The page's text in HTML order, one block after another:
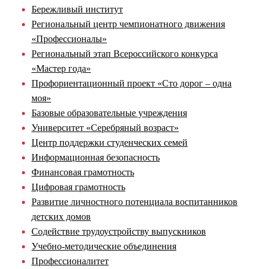
Бережливый институт
Региональный центр чемпионатного движения
«Профессионалы»
Региональный этап Всероссийского конкурса
«Мастер года»
Профориентационный проект «Сто дорог – одна
моя»
Базовые образовательные учреждения
Университет «Серебряный возраст»
Центр поддержки студенческих семей
Информационная безопасность
Финансовая грамотность
Цифровая грамотность
Развитие личностного потенциала воспитанников
детских домов
Содействие трудоустройству выпускников
Учебно-методические объединения
Профессионалитет